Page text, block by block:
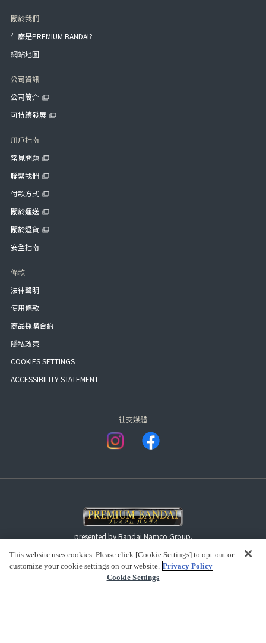
關於我們
什麼是PREMIUM BANDAI?
網站地圖
公司資訊
公司簡介
可持續發展
用戶指南
常見問題
聯繫我們
付款方式
關於運送
關於退貨
安全指南
條款
法律聲明
使用條款
商品採購合約
隱私政策
COOKIES SETTINGS
ACCESSIBILITY STATEMENT
社交媒體
presented by Bandai Namco Group.
查看版權
This website uses cookies. Please click [Cookie Settings] to opt-out or
customize your cookie settings on our website. Privacy Policy
Cookie Settings